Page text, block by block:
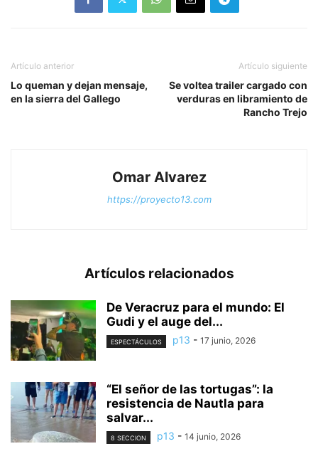
Artículo anterior
Lo queman y dejan mensaje,
en la sierra del Gallego
Artículo siguiente
Se voltea trailer cargado con
verduras en libramiento de
Rancho Trejo
Omar Alvarez
https://proyecto13.com
Artículos relacionados
De Veracruz para el mundo: El
Gudi y el auge del...
ESPECTÁCULOS p13 - 17 junio, 2026
“El señor de las tortugas”: la
resistencia de Nautla para
salvar...
8 SECCION p13 - 14 junio, 2026